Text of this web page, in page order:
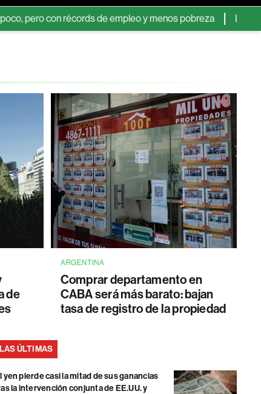
con récords de empleo y menos pobreza La consultora
de
ARGENTINA
Comprar departamento en
CABA será más barato: bajan
tasa de registro de la propiedad
LAS ÚLTIMAS
yen pierde casi la mitad de sus ganancias
la intervención conjunta de EE.UU. y